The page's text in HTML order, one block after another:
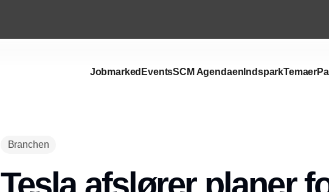
Jobmarked EventsSCM Agendaen IndsparkTemaer
Branchen